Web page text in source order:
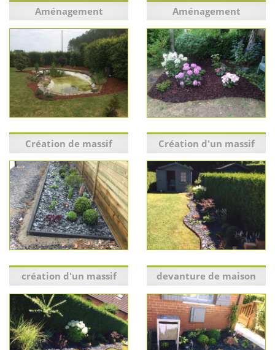
Aménagement Aménagement
Création de massif Création d'un massif
création d'un massif devanture de maison